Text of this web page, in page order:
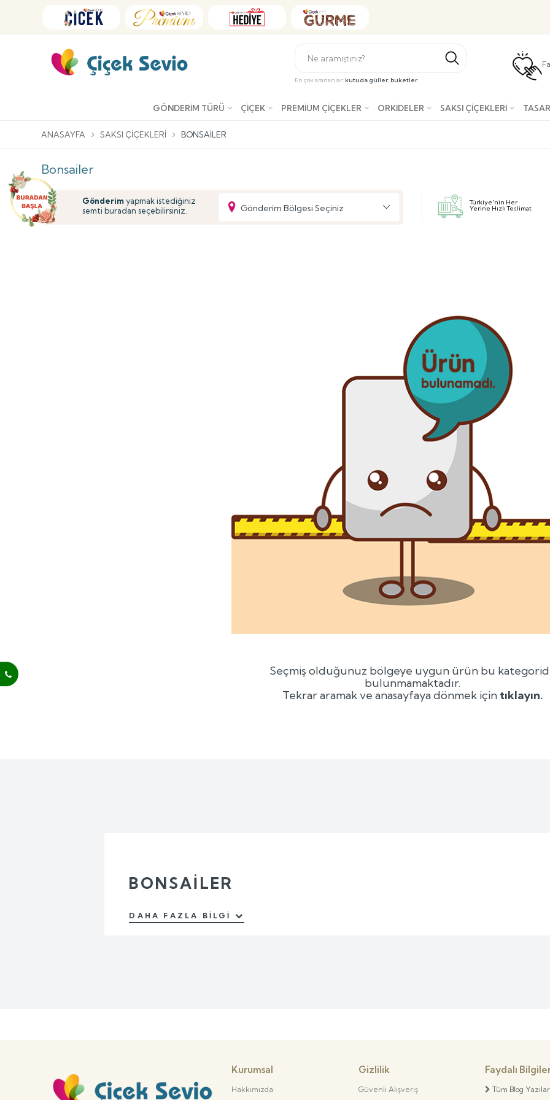
En çok arananlar: kutuda güller, buketler
GÖNDERIM TÜRÜ ÇIÇEK PREMIUM ÇIÇEKLER ORKIDELER SAKSI ÇIÇEKLERI
ANASAYFA SAKSI ÇIÇEKLERI BONSAILER
Bonsailer
Gönderimyapmak istediğiniz
semti buradan seçebilirsiniz.
Gönderim Bölgesi Seçiniz
Türkiye'nin Her
Yerine Hızlı Teslimat
Seçmiş olduğunuz bölgeye uygun ürün bu
bulunmamaktadır.
Tekrar aramak ve anasayfaya dönmek için tıklayın.
BONSAILER
DAHA FAZLA BILGI
Kurumsal
Hakkımızda
Gizlilik
Güvenli Alışveriş
Faydalı
Tüm Blog